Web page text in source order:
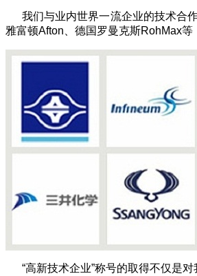
我们与业内世界一流企业的技术合作
雅富顿Afton、德国罗曼克斯RohMax等
“高新技术企业”称号的取得不仅是